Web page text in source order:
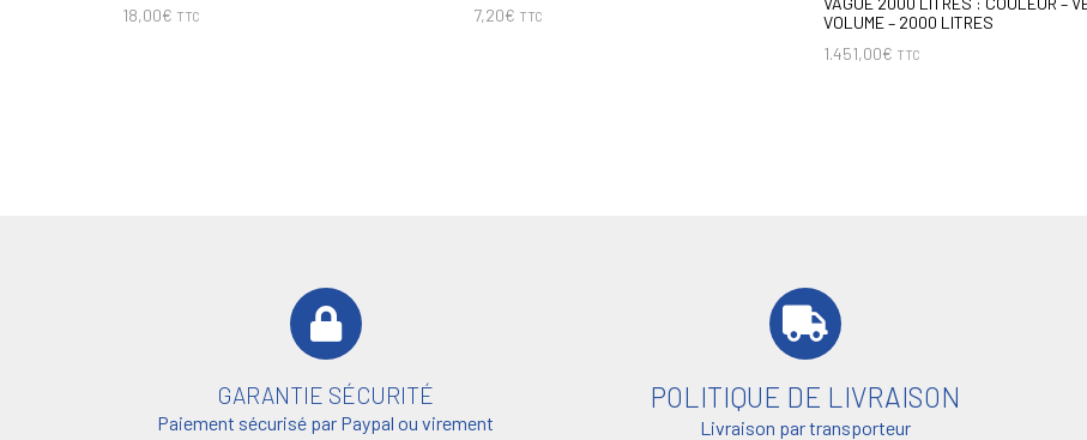
18,00€ TTC
7,20€ TTC
VOLUME – 2000 LITRES
1.451,00€ TTC
GARANTIE SÉCURITÉ
Paiement sécurisé par Paypal ou virement
POLITIQUE DE LIVRAISON
Livraison par transporteur